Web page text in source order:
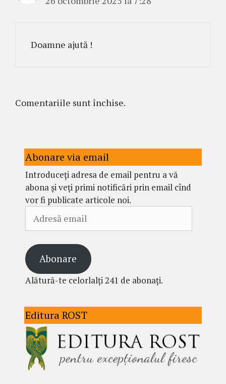
Doamne ajută !
Comentariile sunt închise.
Abonare via email
Introduceți adresa de email pentru a vă
abona și veți primi notificări prin email cînd
vor fi publicate articole noi.
email
Abonare
Alătură-te celorlalți 241 de abonați.
Editura ROST